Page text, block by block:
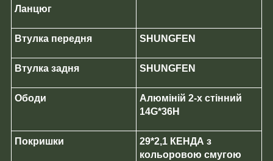
Ланцюг
Втулка передня SHUNGFEN
Втулка задня SHUNGFEN
Ободи
Алюміній 2-х стінний
14G*36H
Покришки
29*2,1 КЕНДА з
кольоровою смугою